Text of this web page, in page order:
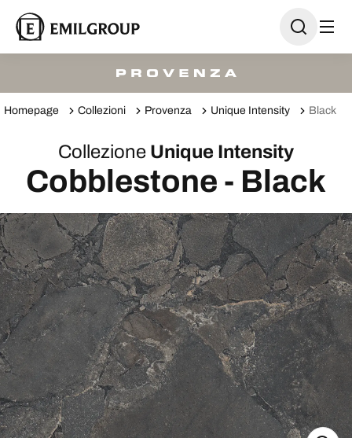
Homepage Collezioni Provenza Unique Intensity Black
Collezione Unique Intensity
Cobblestone - Black